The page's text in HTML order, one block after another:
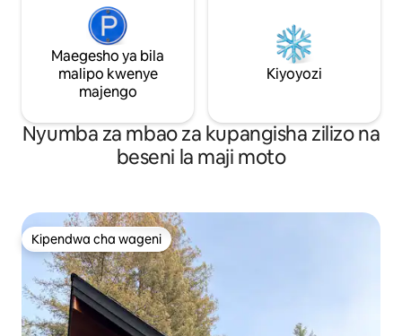
Maegesho ya bila
malipo kwenye
majengo
Kiyoyozi
Nyumba za mbao za kupangisha zilizo na
beseni la maji moto
Kipendwa cha wageni
Kipendwa cha wageni